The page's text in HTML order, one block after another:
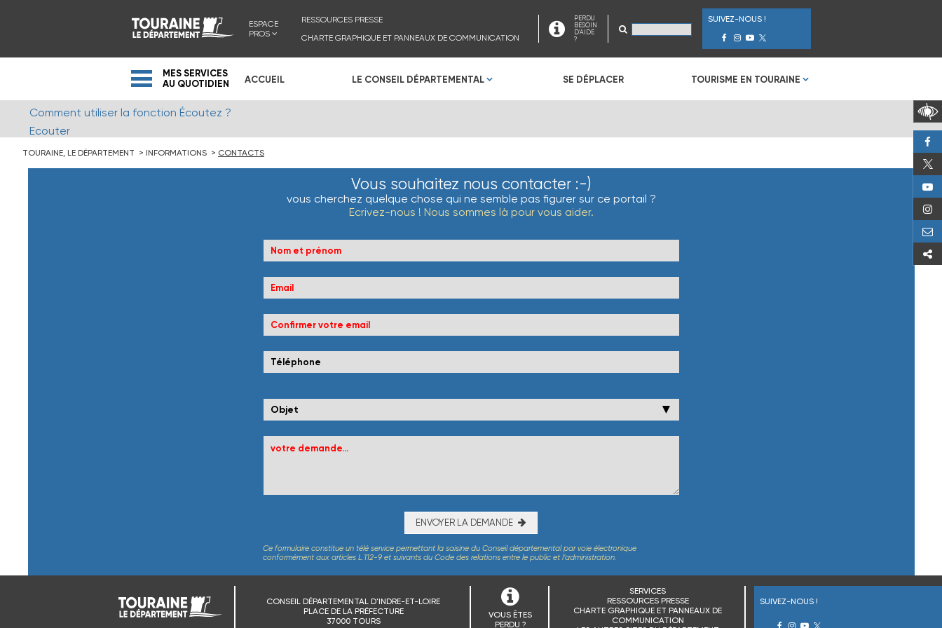
ESPACE
PROS
RESSOURCES PRESSE
CHARTE GRAPHIQUE ET PANNEAUX DE COMMUNICATION
PERDU
BESOIN
D'AIDE
?
SUIVEZ-NOUS !
MES SERVICES
AU QUOTIDIEN
ACCUEIL LE CONSEIL DÉPARTEMENTAL SE DÉPLACER TOURISME EN TOURAINE
Comment utiliser la fonction Écoutez ?
Ecouter
TOURAINE, LE DÉPARTEMENT INFORMATIONS CONTACTS
Vous souhaitez nous contacter :-)
vous cherchez quelque chose qui ne semble pas figurer sur ce portail ?
Ecrivez-nous ! Nous sommes là pour vous aider.
▼
ENVOYER LA DEMANDE
Ce formulaire constitue un télé service permettant la saisine du Conseil départemental par voie électronique
conformément aux articles L.112-9 et suivants du Code des relations entre le public et l’administration.
CONSEIL DÉPARTEMENTAL D'INDRE-ET-LOIRE
PLACE DE LA PRÉFECTURE
37000 TOURS
VOUS ÊTES
PERDU ?
SERVICES
RESSOURCES PRESSE
CHARTE GRAPHIQUE ET PANNEAUX DE
COMMUNICATION
SUIVEZ-NOUS !